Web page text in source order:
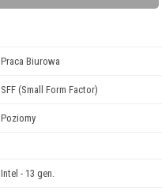
Praca Biurowa
SFF (Small Form Factor)
Poziomy
Intel - 13 gen.